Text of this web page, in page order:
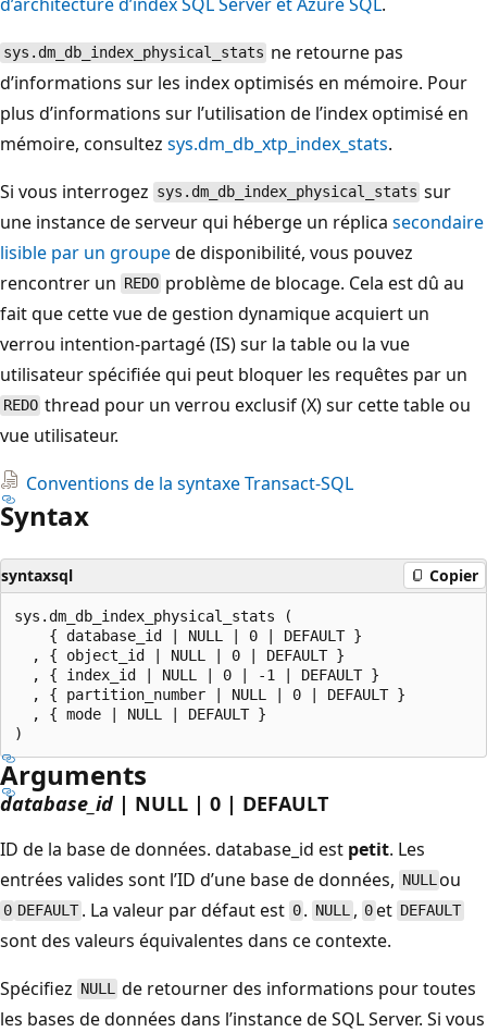
sys.dm_db_index_physical_stats ne retourne pas
d’informations sur les index optimisés en mémoire. Pour
plus d’informations sur l’utilisation de l’index optimisé en
mémoire, consultez sys.dm_db_xtp_index_stats.
Si vous interrogez sys.dm_db_index_physical_stats sur
une instance de serveur qui héberge un réplica secondaire
lisible par un groupede disponibilité, vous pouvez
rencontrer un REDO problème de blocage. Cela est dû au
fait que cette vue de gestion dynamique acquiert un
verrou intention-partagé (IS) sur la table ou la vue
utilisateur spécifiée qui peut bloquer les requêtes par un
REDO thread pour un verrou exclusif (X) sur cette table ou
vue utilisateur.
Conventions de la syntaxe Transact-SQL
Syntax
syntaxsql Copier
sys.dm_db_index_physical_stats (
    { database_id | NULL | 0 | DEFAULT }
  , { object_id | NULL | 0 | DEFAULT }
  , { index_id | NULL | 0 | -1 | DEFAULT }
  , { partition_number | NULL | 0 | DEFAULT }
  , { mode | NULL | DEFAULT }
Arguments
database_id | NULL | 0 | DEFAULT
ID de la base de données. database_id est petit. Les
entrées valides sont l’ID d’une base de données, NULLou
0 DEFAULT . La valeur par défaut est 0 . NULL, 0et DEFAULT
sont des valeurs équivalentes dans ce contexte.
Spécifiez NULL de retourner des informations pour toutes
les bases de données dans l’instance de SQL Server. Si vous